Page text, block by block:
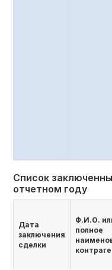
Список
отчетном году
Дата
заключения
сделки
Ф.И.О.
полное